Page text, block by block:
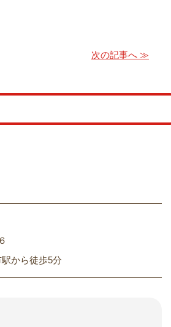
次の記事へ ≫
から徒歩5分